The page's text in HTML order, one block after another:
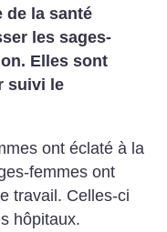
de la santé
les sages-
Elles sont
suivi le
ont éclaté à la
femmes ont
travail. Celles-ci
hôpitaux.